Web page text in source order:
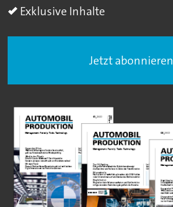
Exklusive Inhalte
Jetzt abonnieren